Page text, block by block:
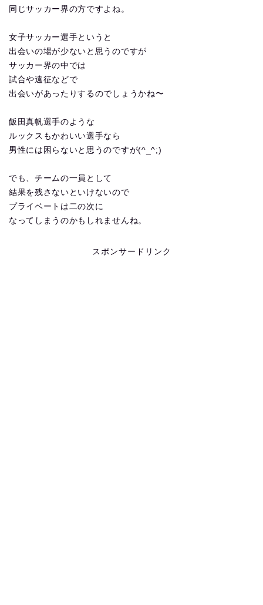
同じサッカー界の方ですよね。
女子サッカー選手というと
出会いの場が少ないと思うのですが
サッカー界の中では
試合や遠征などで
出会いがあったりするのでしょうかね〜
飯田真帆選手のような
ルックスもかわいい選手なら
男性には困らないと思うのですが(^_^;)
でも、チームの一員として
結果を残さないといけないので
プライベートは二の次に
なってしまうのかもしれませんね。
スポンサードリンク